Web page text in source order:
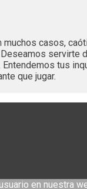
casos,
tus
que jugar.
en nuestra